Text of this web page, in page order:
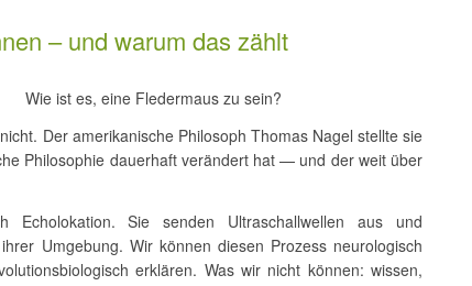
– und warum das zählt
Wie ist es, eine Fledermaus zu sein?
Der amerikanische Philosoph Thomas Nagel stellte sie
Philosophie dauerhaft verändert hat — und der weit über
Echolokation. Sie senden Ultraschallwellen aus und
Umgebung. Wir können diesen Prozess neurologisch
erklären. Was wir nicht können: wissen,